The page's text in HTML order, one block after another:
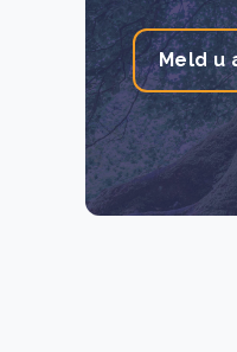
Meld u